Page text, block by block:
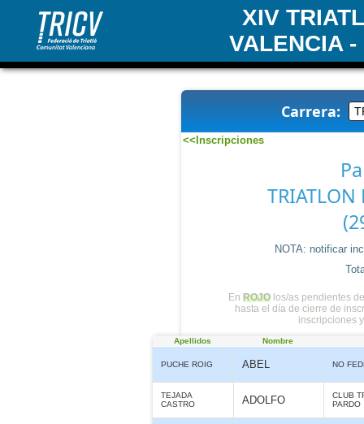
XIV
VALENCIA -
Carrera:
<<Inscripciones
TRIATLON
NOTA: notificar
EnROJO los/as pendientes
hasta el día de cierre de
inscripciones
Apellidos Nombre
PUCHE ROIG ABEL NO
TEJADA
CASTRO
ADOLFO
CLUB
PARDO